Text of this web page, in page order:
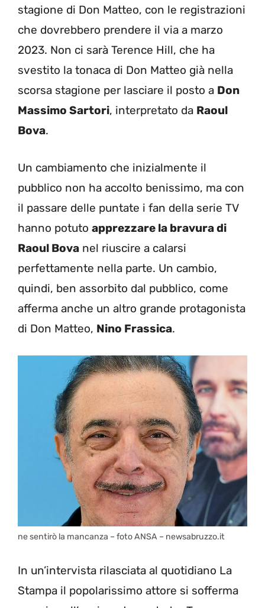
stagione di Don Matteo, con le registrazioni
che dovrebbero prendere il via a marzo
2023. Non ci sarà Terence Hill, che ha
svestito la tonaca di Don Matteo già nella
scorsa stagione per lasciare il posto a Don
Massimo Sartori, interpretato da Raoul
Bova.
Un cambiamento che inizialmente il
pubblico non ha accolto benissimo, ma con
il passare delle puntate i fan della serie TV
hanno potuto apprezzare la bravura di
Raoul Bova nel riuscire a calarsi
perfettamente nella parte. Un cambio,
quindi, ben assorbito dal pubblico, come
afferma anche un altro grande protagonista
di Don Matteo, Nino Frassica.
ne sentirò la mancanza – foto ANSA – newsabruzzo.it
In un’intervista rilasciata al quotidiano La
Stampa il popolarissimo attore si sofferma